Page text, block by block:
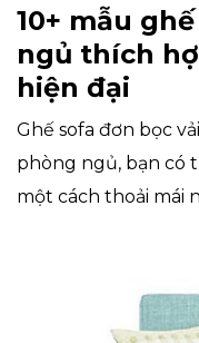
10+ mẫu
ngủ thích
hiện đại
Ghế sofa đơn bọc
phòng ngủ, bạn có
một cách thoải mái